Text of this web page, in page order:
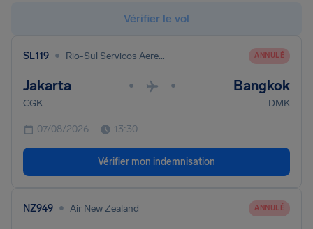
Vérifier le vol
SL119 • Rio-Sul Servicos Aereos Regionais ANNULÉ
Jakarta • • Bangkok
CGK DMK
07/08/2026 13:30
Vérifier mon indemnisation
NZ949 • Air New Zealand ANNULÉ